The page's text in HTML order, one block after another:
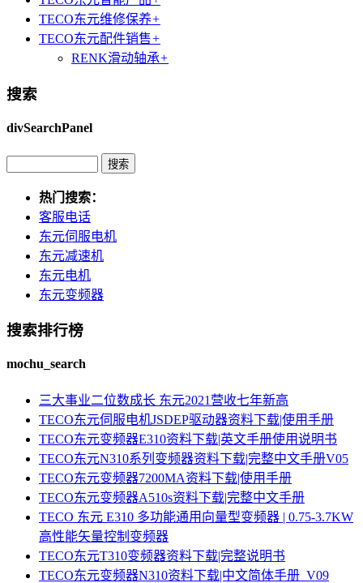
TECO东元维修保养+
TECO东元配件销售+
RENK滑动轴承+
搜索
divSearchPanel
热门搜索：
客服电话
东元伺服电机
东元减速机
东元电机
东元变频器
搜索排行榜
mochu_search
三大事业二位数成长 东元2021营收七年新高
TECO东元伺服电机JSDEP驱动器资料下载|使用手册
TECO东元变频器E310资料下载|英文手册使用说明书
TECO东元N310系列变频器资料下载|完整中文手册V05
TECO东元变频器7200MA资料下载|使用手册
TECO东元变频器A510s资料下载|完整中文手册
TECO 东元 E310 多功能通用向量型变频器 | 0.75-3.7KW
高性能矢量控制变频器
TECO东元T310变频器资料下载|完整说明书
TECO东元变频器N310资料下载|中文简体手册_V09